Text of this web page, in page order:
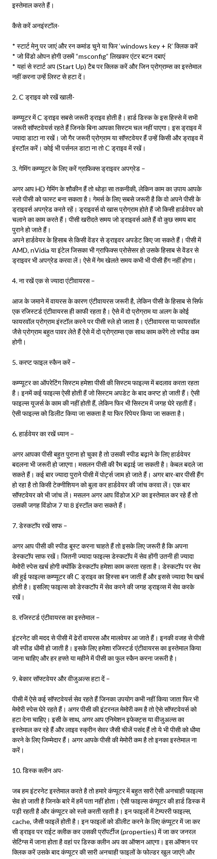
इस्तेमाल करते हैं।
कैसे करें अनइंस्टॉल-
* स्टार्ट मेनु पर जाएं और रन कमांड चुने या फिर ‘windows key + R’ क्लिक करें
* जो विंडो ओपन होगी उसमें “msconfig” लिखकर एंटर बटन दबाएं
* यहां से स्टार्ट अप (Start Up) टैब पर क्लिक करें और जिन प्रोग्राम्स का इस्तेमाल
नहीं करना उन्हें लिस्ट से हटा दें।
2. C ड्राइव को रखें खाली-
कम्प्यूटर में C ड्राइव सबसे जरूरी ड्राइव होती है। हार्ड डिस्क के इस हिस्से में सभी
जरूरी सॉफ्टवेयर्स रहते हैं जिनके बिना आपका सिस्टम चल नहीं पाएगा। इस ड्राइव में
ज्यादा डाटा ना रखें। जो गैर जरूरी प्रोग्राम या सॉफ्टवेयर हैं उन्हें किसी और ड्राइव में
इंस्टॉल करें। कोई भी पर्सनल डाटा ना तो C ड्राइव में रखें।
3. गेमिंग कम्प्यूटर के लिए करें ग्राफिक्स ड्राइवर अपग्रेड –
अगर आप HD गेमिंग के शौकीन हैं तो थोड़ा सा तकनीकी, लेकिन काम का उपाय आपके
स्लो पीसी को फास्ट बना सकता है। गेमर्स के लिए सबसे जरूरी है कि वो अपने पीसी के
ड्राइवर्स अपग्रेड करते रहें। ड्राइवर्स वो खास प्रोग्राम होते हैं जो किसी हार्डवेयर को
चलाने का काम करते हैं। पीसी खरीदते समय जो ड्राइवर्स आते हैं वो कुछ समय बाद
पुराने हो जाते हैं।
अपने हार्डवेयर के हिसाब से किसी वेंडर से ड्राइवर अपडेट किए जा सकते हैं। पीसी में
AMD, nVidia या इंटेल जिसका भी ग्राफिक्स प्रोसेसर हो उसके हिसाब से वेंडर से
ड्राइवर भी अपग्रेड करवा लें। ऐसे में गेम खेलते समय कभी भी पीसी हैंग नहीं होगा।
4. ना रखें एक से ज्यादा एंटीवायरस –
आज के जमाने में वायरस के कारण एंटीवायरस जरूरी है, लेकिन पीसी के हिसाब से सिर्फ
एक रजिस्टर्ड एंटीवायरस ही काफी रहता है। ऐसे में दो प्रोग्राम या अलग के कोई
फायरवॉल प्रोग्राम इंस्टॉल करने पर पीसी स्ले हो जाता है। एंटीवायरस या फायरवॉल
जैसे प्रोग्राम बहुत पावर लेते हैं ऐसे में दो प्रोग्राम्स एक साथ काम करेंगे तो स्पीड कम
होगी।
5. करप्ट फाइल स्कैन करें –
कम्प्यूटर का ऑपरेटिंग सिस्टम हमेशा पीसी की सिस्टम फाइल्स में बदलाव करता रहता
है। इनमें कई फाइल्स ऐसी होती हैं जो सिस्टम अपडेट के बाद करप्ट हो जाती हैं। ऐसी
फाइल्स यूजर्स के काम की नहीं होती हैं, लेकिन फिर भी सिस्टम में जगह घेरे रहती हैं।
ऐसी फाइल्स को डिलीट किया जा सकता है या फिर रिपेयर किया जा सकता है।
6. हार्डवेयर का रखें ध्यान –
अगर आपका पीसी बहुत पुराना हो चुका है तो उसकी स्पीड बढ़ाने के लिए हार्डवेयर
बदलना भी जरूरी हो जाएगा। मसलन पीसी की रैम बढ़ाई जा सकती है। केबल बदले जा
सकते हैं। कई बार ज्यादा पुराने पीसी में पोर्ट्स जाम हो जाते हैं। अगर बार-बार पीसी हैंग
हो रहा है तो किसी टेक्नीशियन को बुला कर हार्डवेयर की जांच करवा लें। एक बार
सॉफ्टवेयर को भी जांच लें। मसलन अगर आप विंडोज XP का इस्तेमाल कर रहे हैं तो
उसकी जगह विंडोज 7 या 8 इंस्टॉल करा सकते हैं।
7. डेस्कटॉप रखें साफ –
अगर आप पीसी की स्पीड बूस्ट करना चाहते हैं तो इसके लिए जरूरी है कि अपना
डेस्कटॉप साफ रखें। जितनी ज्यादा फाइल्स डेस्कटॉप में सेव होंगी उतनी ही ज्यादा
मेमोरी स्पेस खर्च होगी क्योंकि डेस्कटॉप हमेशा काम करता रहता है। डेस्कटॉप पर सेव
की हुई फाइल्स कम्प्यूटर की C ड्राइव का हिस्सा बन जाती हैं और इससे ज्यादा रैम खर्च
होती है। इसलिए फाइल्स को डेस्कटॉप में सेव करने की जगह ड्राइव्स में सेव करके
रखें।
8. रजिस्टर्ड एंटीवायरस का इस्तेमाल –
इंटरनेट की मदद से पीसी में ढेरों वायरस और मालवेयर आ जाते हैं। इनकी वजह से पीसी
की स्पीड धीमी हो जाती है। इसके लिए हमेशा रजिस्टर्ड एंटीवायरस का इस्तेमाल किया
जाना चाहिए और हर हफ्ते या महीने में पीसी का फुल स्कैन करना जरूरी है।
9. बेकार सॉफ्टवेयर और वीजुअल्स हटा दें –
पीसी में ऐसे कई सॉफ्टवेयर्स सेव रहते हैं जिनका उपयोग कभी नहीं किया जाता फिर भी
मेमोरी स्पेस घेरे रहते हैं। अगर पीसी की इंटरनल मेमोरी कम है तो ऐसे सॉफ्टवेयर्स को
हटा देना चाहिए। इसी के साथ, अगर आप एनिमेशन इफेक्ट्स या वीजुअल्स का
इस्तेमाल कर रहे हैं और लाइव स्क्रीन सेवर जैसी चीजें पसंद हैं तो ये भी पीसी को धीमा
करने के लिए जिम्मेदार हैं। अगर आपके पीसी की मेमोरी कम है तो इनका इस्तेमाल ना
करें।
10. डिस्क क्लीन अप-
जब हम इंटरनेट इस्तेमाल करते है तो हमारे कंप्यूटर में बहुत सारी ऐसी अनचाही फाइल्स
सेव हो जाती है जिनके बारे में हमें पता नहीं होता। ऐसी फाइल्स कंप्यूटर की हार्ड डिस्क में
पड़ी रहती है और कंप्यूटर को स्लो करती रहती है। इन फाइलों में टेम्पररी फाइल्स,
cache, जैसी फाइलें होती है। इन फाइलों को डीलीट करने के लिए कंप्यूटर में जा कर
सी ड्राइव पर राईट क्लीक कर उसकी प्रॉपर्टीज (properties) में जा कर जनरल
सेटिंग्स में जाना होता है वहां पर डिस्क क्लीन अप का ऑप्शन आएगा। इस ऑप्शन पर
क्लिक करें उसके बाद कंप्यूटर की सारी अनचाही फाइलों के फोल्डर खुल जाएंगे और